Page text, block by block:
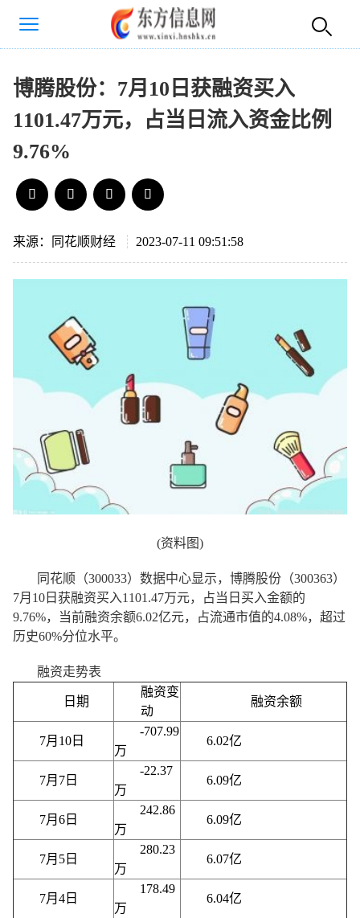
博腾股份：7月10日获融资买入
1101.47万元，占当日流入资金比例
9.76%
来源：同花顺财经 2023-07-11 09:51:58
(资料图)
同花顺（300033）数据中心显示，博腾股份（300363）
7月10日获融资买入1101.47万元，占当日买入金额的
9.76%，当前融资余额6.02亿元，占流通市值的4.08%，超过
历史60%分位水平。
融资走势表
日期
融资变
动
融资余额
7月10日
-707.99
万
6.02亿
7月7日
-22.37
万
6.09亿
7月6日
242.86
万
6.09亿
7月5日
280.23
万
6.07亿
7月4日
178.49
万
6.04亿